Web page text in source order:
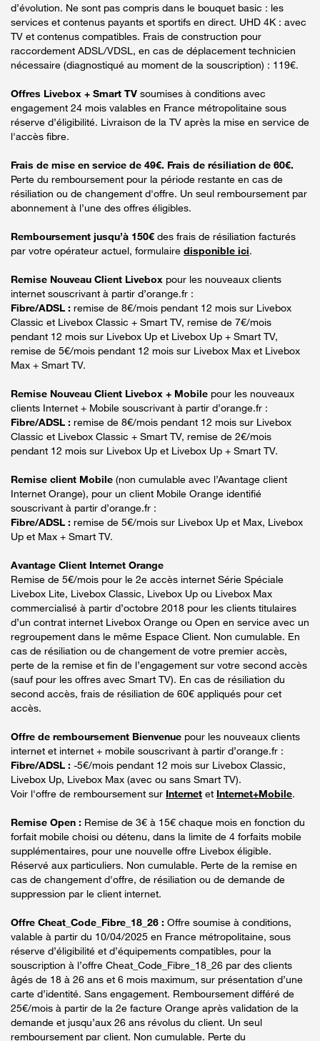
d’évolution. Ne sont pas compris dans le bouquet basic : les
services et contenus payants et sportifs en direct. UHD 4K : avec
TV et contenus compatibles. Frais de construction pour
raccordement ADSL/VDSL, en cas de déplacement technicien
nécessaire (diagnostiqué au moment de la souscription) : 119€.
Offres Livebox + Smart TV soumises à conditions avec
engagement 24 mois valables en France métropolitaine sous
réserve d’éligibilité. Livraison de la TV après la mise en service de
l'accès fibre.
Frais de mise en service de 49€. Frais de résiliation de 60€.
Perte du remboursement pour la période restante en cas de
résiliation ou de changement d'offre. Un seul remboursement par
abonnement à l’une des offres éligibles.
Remboursement jusqu’à 150€ des frais de résiliation facturés
par votre opérateur actuel, formulaire disponible ici.
Remise Nouveau Client Livebox pour les nouveaux clients
internet souscrivant à partir d’orange.fr :
Fibre/ADSL : remise de 8€/mois pendant 12 mois sur Livebox
Classic et Livebox Classic + Smart TV, remise de 7€/mois
pendant 12 mois sur Livebox Up et Livebox Up + Smart TV,
remise de 5€/mois pendant 12 mois sur Livebox Max et Livebox
Max + Smart TV.
Remise Nouveau Client Livebox + Mobile pour les nouveaux
clients Internet + Mobile souscrivant à partir d’orange.fr :
Fibre/ADSL : remise de 8€/mois pendant 12 mois sur Livebox
Classic et Livebox Classic + Smart TV, remise de 2€/mois
pendant 12 mois sur Livebox Up et Livebox Up + Smart TV.
Remise client Mobile (non cumulable avec l’Avantage client
Internet Orange), pour un client Mobile Orange identifié
souscrivant à partir d’orange.fr :
Fibre/ADSL : remise de 5€/mois sur Livebox Up et Max, Livebox
Up et Max + Smart TV.
Avantage Client Internet Orange
Remise de 5€/mois pour le 2e accès internet Série Spéciale
Livebox Lite, Livebox Classic, Livebox Up ou Livebox Max
commercialisé à partir d’octobre 2018 pour les clients titulaires
d’un contrat internet Livebox Orange ou Open en service avec un
regroupement dans le même Espace Client. Non cumulable. En
cas de résiliation ou de changement de votre premier accès,
perte de la remise et fin de l’engagement sur votre second accès
(sauf pour les offres avec Smart TV). En cas de résiliation du
second accès, frais de résiliation de 60€ appliqués pour cet
accès.
Offre de remboursement Bienvenue pour les nouveaux clients
internet et internet + mobile souscrivant à partir d’orange.fr :
Fibre/ADSL : -5€/mois pendant 12 mois sur Livebox Classic,
Livebox Up, Livebox Max (avec ou sans Smart TV).
Voir l'offre de remboursement sur Internet et Internet+Mobile.
Remise Open : Remise de 3€ à 15€ chaque mois en fonction du
forfait mobile choisi ou détenu, dans la limite de 4 forfaits mobile
supplémentaires, pour une nouvelle offre Livebox éligible.
Réservé aux particuliers. Non cumulable. Perte de la remise en
cas de changement d'offre, de résiliation ou de demande de
suppression par le client internet.
Offre Cheat_Code_Fibre_18_26 : Offre soumise à conditions,
valable à partir du 10/04/2025 en France métropolitaine, sous
réserve d’éligibilité et d’équipements compatibles, pour la
souscription à l’offre Cheat_Code_Fibre_18_26 par des clients
âgés de 18 à 26 ans et 6 mois maximum, sur présentation d’une
carte d’identité. Sans engagement. Remboursement différé de
25€/mois à partir de la 2e facture Orange après validation de la
demande et jusqu’aux 26 ans révolus du client. Un seul
remboursement par client. Non cumulable. Perte du